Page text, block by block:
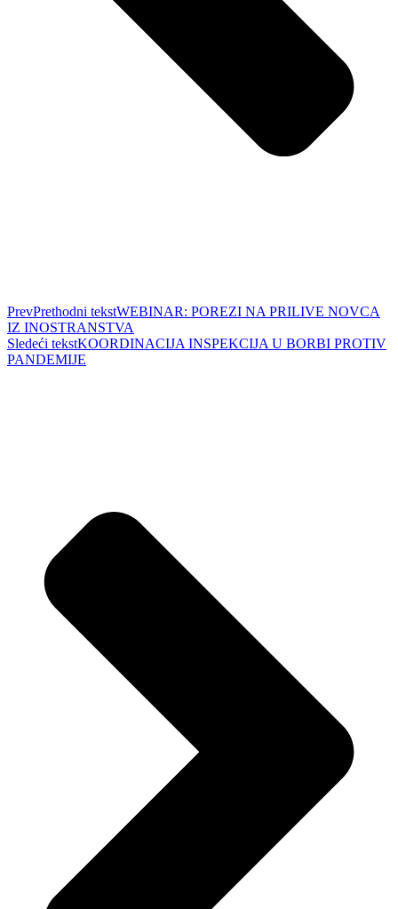
PrevPrethodni tekstWEBINAR: POREZI NA PRILIVE NOVCA
IZ INOSTRANSTVA
Sledeći tekstKOORDINACIJA INSPEKCIJA U BORBI PROTIV
PANDEMIJE